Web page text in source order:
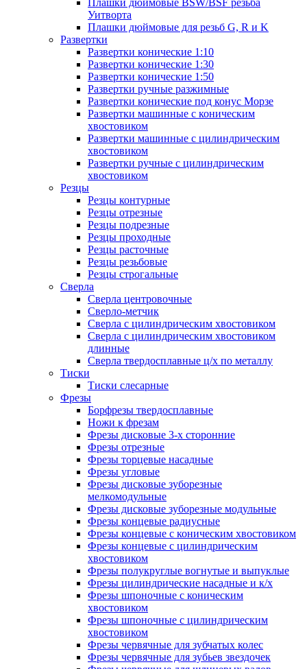
Плашки дюймовые BSW/BSF резьба
Уитворта
Плашки дюймовые для резьб G, R и K
Развертки
Развертки конические 1:10
Развертки конические 1:30
Развертки конические 1:50
Развертки ручные разжимные
Развертки конические под конус Морзе
Развертки машинные с коническим
хвостовиком
Развертки машинные с цилиндрическим
хвостовиком
Развертки ручные с цилиндрическим
хвостовиком
Резцы
Резцы контурные
Резцы отрезные
Резцы подрезные
Резцы проходные
Резцы расточные
Резцы резьбовые
Резцы строгальные
Сверла
Сверла центровочные
Сверло-метчик
Сверла с цилиндрическим хвостовиком
Сверла с цилиндрическим хвостовиком
длинные
Сверла твердосплавные ц/х по металлу
Тиски
Тиски слесарные
Фрезы
Борфрезы твердосплавные
Ножи к фрезам
Фрезы дисковые 3-х сторонние
Фрезы отрезные
Фрезы торцевые насадные
Фрезы угловые
Фрезы дисковые зуборезные
мелкомодульные
Фрезы дисковые зуборезные модульные
Фрезы концевые радиусные
Фрезы концевые с коническим хвостовиком
Фрезы концевые с цилиндрическим
хвостовиком
Фрезы полукруглые вогнутые и выпуклые
Фрезы цилиндрические насадные и к/х
Фрезы шпоночные с коническим
хвостовиком
Фрезы шпоночные с цилиндрическим
хвостовиком
Фрезы червячные для зубчатых колес
Фрезы червячные для зубьев звездочек